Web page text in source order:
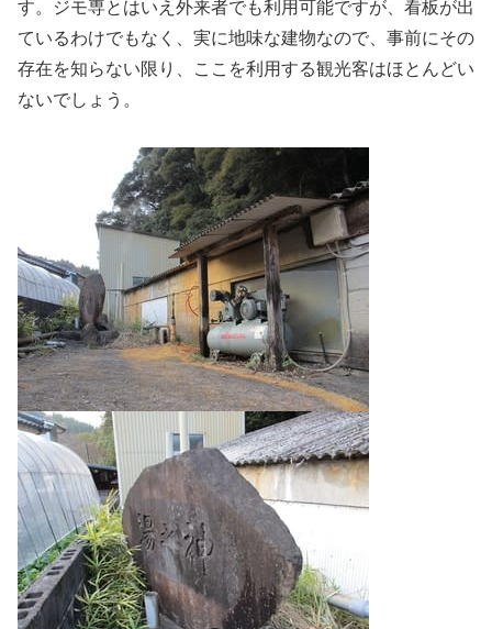
す。ジモ専とはいえ外来者でも利用可能ですが、看板が出
ているわけでもなく、実に地味な建物なので、事前にその
存在を知らない限り、ここを利用する観光客はほとんどい
ないでしょう。